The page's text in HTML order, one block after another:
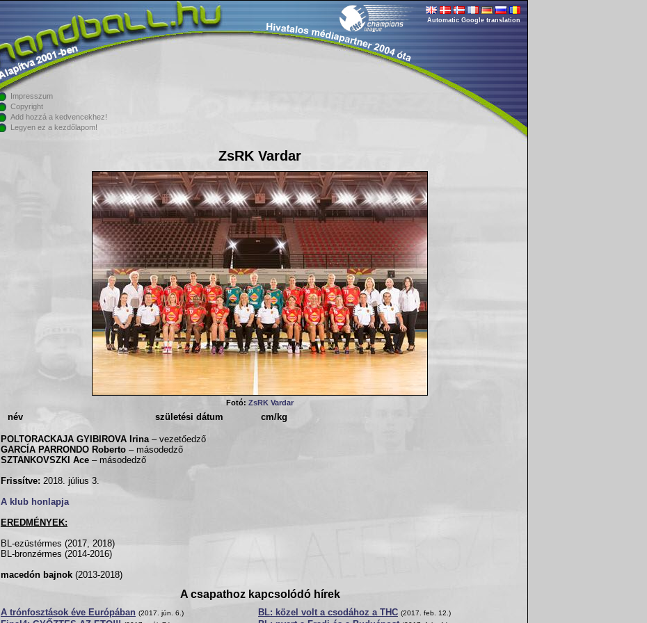
Automatic Google translation
Impresszum
Copyright
Add hozzá a kedvencekhez!
Legyen ez a kezdőlapom!
ZsRK Vardar
Fotó: ZsRK Vardar
név születési dátum cm/kg
POLTORACKAJA GYIBIROVA Irina– vezetőedző
GARCÍA PARRONDO Roberto – másodedző
SZTANKOVSZKI Ace – másodedző
Frissítve: 2018. július 3.
A klub honlapja
EREDMÉNYEK:
BL-ezüstérmes (2017, 2018)
BL-bronzérmes (2014-2016)
macedón bajnok (2013-2018)
A csapathoz kapcsolódó hírek
A trónfosztások éve Európában (2017. jún. 6.) BL: közel volt a csodához a THC (2017. feb. 12.)